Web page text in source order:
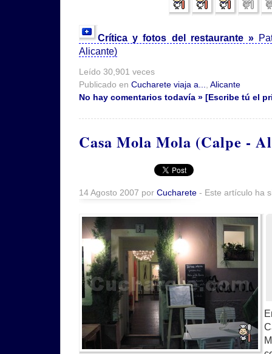
Crítica y fotos del restaurante »
Alicante)
Leído 30,901 veces
Publicado en Cucharete viaja a...
Alicante
No hay comentarios todavía » [Escribe tú el
Casa Mola Mola (Calpe -
14 Agosto 2007 por Cucharete - Este artículo ha